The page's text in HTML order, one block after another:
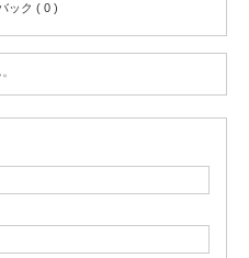
ック ( 0 )